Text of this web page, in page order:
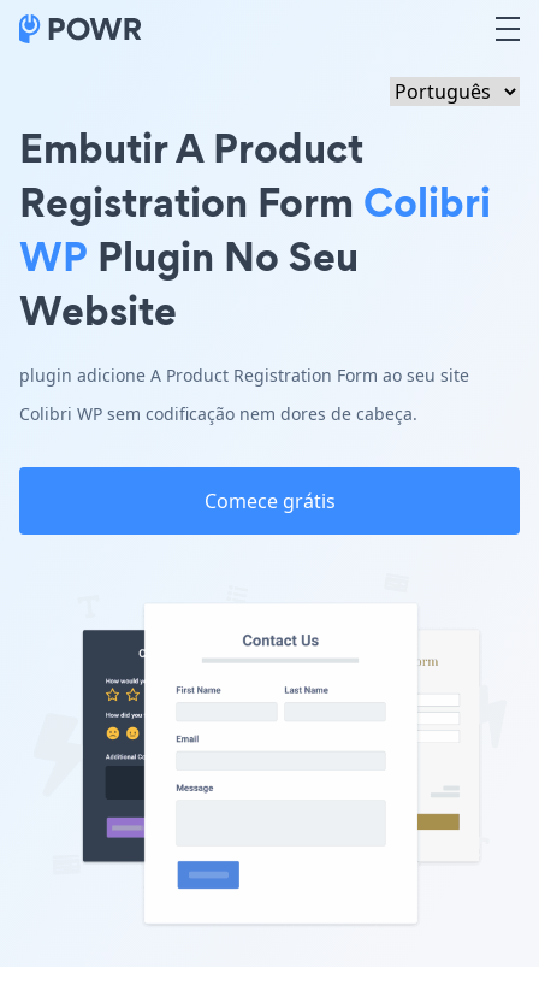
Embutir A Product
Registration Form Colibri
WP Plugin No Seu
Website
plugin adicione A Product Registration Form ao seu site
Colibri WP sem codificação nem dores de cabeça.
Comece grátis